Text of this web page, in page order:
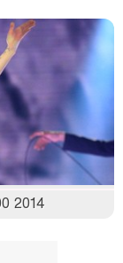
2014